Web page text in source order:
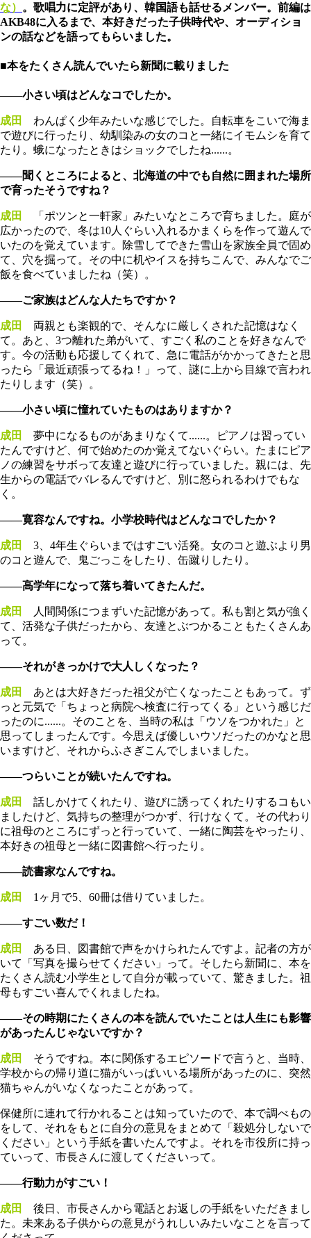
な） 。歌唱力に定評があり、韓国語も話せるメンバー。前編は
AKB48に入るまで、本好きだった子供時代や、オーディショ
ンの話などを語ってもらいました。
■本をたくさん読んでいたら新聞に載りました
――小さい頃はどんなコでしたか。
成田
わんぱく少年みたいな感じでした。自転車をこいで海ま
で遊びに行ったり、幼馴染みの女のコと一緒にイモムシを育て
たり。蛾になったときはショックでしたね......。
――聞くところによると、北海道の中でも自然に囲まれた場所
で育ったそうですね？
成田
「ポツンと一軒家」みたいなところで育ちました。庭が
広かったので、冬は10人ぐらい入れるかまくらを作って遊んで
いたのを覚えています。除雪してできた雪山を家族全員で固め
て、穴を掘って。その中に机やイスを持ちこんで、みんなでご
飯を食べていましたね（笑）。
――ご家族はどんな人たちですか？
成田
両親とも楽観的で、そんなに厳しくされた記憶はなく
て。あと、3つ離れた弟がいて、すごく私のことを好きなんで
す。今の活動も応援してくれて、急に電話がかかってきたと思
ったら「最近頑張ってるね！」って、謎に上から目線で言われ
たりします（笑）。
――小さい頃に憧れていたものはありますか？
成田
夢中になるものがあまりなくて......。ピアノは習ってい
たんですけど、何で始めたのか覚えてないぐらい。たまにピア
ノの練習をサボって友達と遊びに行っていました。親には、先
生からの電話でバレるんですけど、別に怒られるわけでもな
く。
――寛容なんですね。小学校時代はどんなコでしたか？
成田
3、4年生ぐらいまではすごい活発。女のコと遊ぶより男
のコと遊んで、鬼ごっこをしたり、缶蹴りしたり。
――高学年になって落ち着いてきたんだ。
成田
人間関係につまずいた記憶があって。私も割と気が強く
て、活発な子供だったから、友達とぶつかることもたくさんあ
って。
――それがきっかけで大人しくなった？
成田
あとは大好きだった祖父が亡くなったこともあって。ず
っと元気で「ちょっと病院へ検査に行ってくる」という感じだ
ったのに......。そのことを、当時の私は「ウソをつかれた」と
思ってしまったんです。今思えば優しいウソだったのかなと思
いますけど、それからふさぎこんでしまいました。
――つらいことが続いたんですね。
成田
話しかけてくれたり、遊びに誘ってくれたりするコもい
ましたけど、気持ちの整理がつかず、行けなくて。その代わり
に祖母のところにずっと行っていて、一緒に陶芸をやったり、
本好きの祖母と一緒に図書館へ行ったり。
――読書家なんですね。
成田 1ヶ月で5、60冊は借りていました。
――すごい数だ！
成田
ある日、図書館で声をかけられたんですよ。記者の方が
いて「写真を撮らせてください」って。そしたら新聞に、本を
たくさん読む小学生として自分が載っていて、驚きました。祖
母もすごい喜んでくれましたね。
――その時期にたくさんの本を読んでいたことは人生にも影響
があったんじゃないですか？
成田
そうですね。本に関係するエピソードで言うと、当時、
学校からの帰り道に猫がいっぱいいる場所があったのに、突然
猫ちゃんがいなくなったことがあって。
保健所に連れて行かれることは知っていたので、本で調べもの
をして、それをもとに自分の意見をまとめて「殺処分しないで
ください」という手紙を書いたんですよ。それを市役所に持っ
ていって、市長さんに渡してくださいって。
――行動力がすごい！
成田
後日、市長さんから電話とお返しの手紙をいただきまし
た。未来ある子供からの意見がうれしいみたいなことを言って